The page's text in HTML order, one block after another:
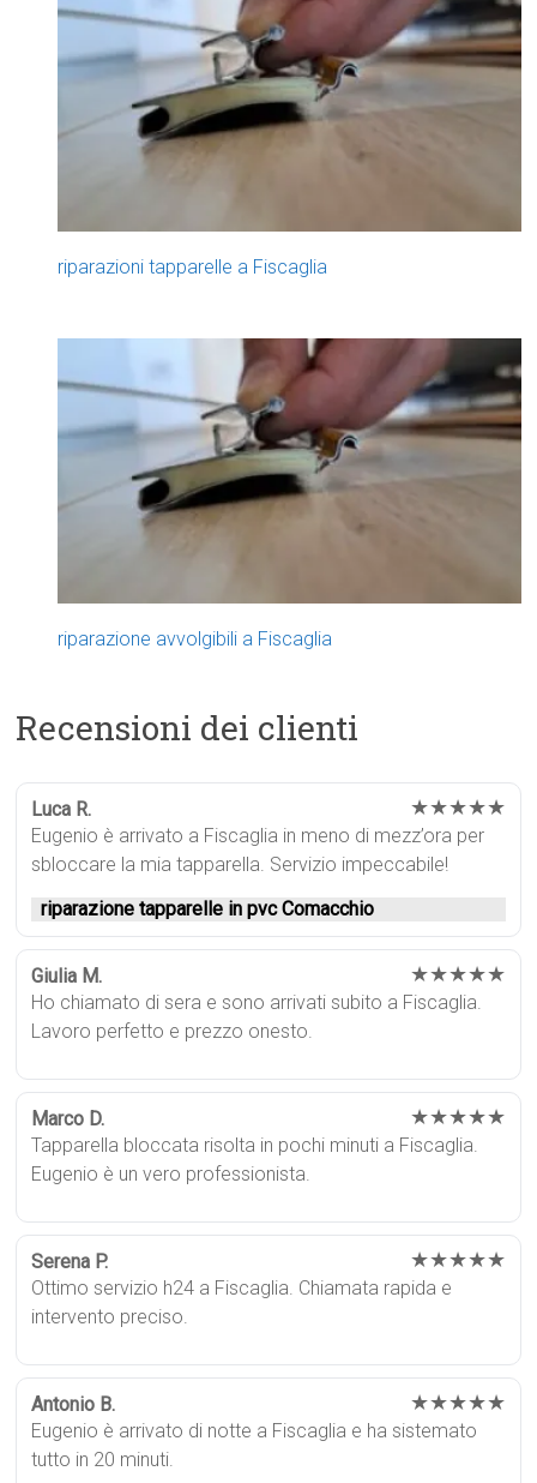
riparazioni tapparelle a Fiscaglia
riparazione avvolgibili a Fiscaglia
Recensioni dei clienti
Luca R. ★★★★★
Eugenio è arrivato a Fiscaglia in meno di mezz’ora per
sbloccare la mia tapparella. Servizio impeccabile!
riparazione tapparelle in pvc Comacchio
Giulia M. ★★★★★
Ho chiamato di sera e sono arrivati subito a Fiscaglia.
Lavoro perfetto e prezzo onesto.
Marco D. ★★★★★
Tapparella bloccata risolta in pochi minuti a Fiscaglia.
Eugenio è un vero professionista.
Serena P. ★★★★★
Ottimo servizio h24 a Fiscaglia. Chiamata rapida e
intervento preciso.
Antonio B. ★★★★★
Eugenio è arrivato di notte a Fiscaglia e ha sistemato
tutto in 20 minuti.